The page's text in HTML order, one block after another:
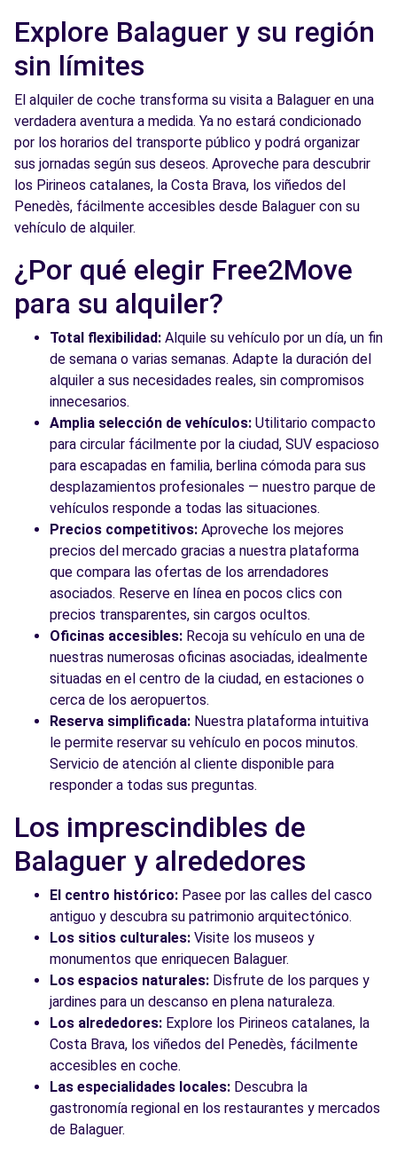
Explore Balaguer y su región
sin límites
El alquiler de coche transforma su visita a Balaguer en una
verdadera aventura a medida. Ya no estará condicionado
por los horarios del transporte público y podrá organizar
sus jornadas según sus deseos. Aproveche para descubrir
los Pirineos catalanes, la Costa Brava, los viñedos del
Penedès, fácilmente accesibles desde Balaguer con su
vehículo de alquiler.
¿Por qué elegir Free2Move
para su alquiler?
Total flexibilidad: Alquile su vehículo por un día, un fin
de semana o varias semanas. Adapte la duración del
alquiler a sus necesidades reales, sin compromisos
innecesarios.
Amplia selección de vehículos: Utilitario compacto
para circular fácilmente por la ciudad, SUV espacioso
para escapadas en familia, berlina cómoda para sus
desplazamientos profesionales — nuestro parque de
vehículos responde a todas las situaciones.
Precios competitivos: Aproveche los mejores
precios del mercado gracias a nuestra plataforma
que compara las ofertas de los arrendadores
asociados. Reserve en línea en pocos clics con
precios transparentes, sin cargos ocultos.
Oficinas accesibles: Recoja su vehículo en una de
nuestras numerosas oficinas asociadas, idealmente
situadas en el centro de la ciudad, en estaciones o
cerca de los aeropuertos.
Reserva simplificada: Nuestra plataforma intuitiva
le permite reservar su vehículo en pocos minutos.
Servicio de atención al cliente disponible para
responder a todas sus preguntas.
Los imprescindibles de
Balaguer y alrededores
El centro histórico: Pasee por las calles del casco
antiguo y descubra su patrimonio arquitectónico.
Los sitios culturales: Visite los museos y
monumentos que enriquecen Balaguer.
Los espacios naturales: Disfrute de los parques y
jardines para un descanso en plena naturaleza.
Los alrededores: Explore los Pirineos catalanes, la
Costa Brava, los viñedos del Penedès, fácilmente
accesibles en coche.
Las especialidades locales: Descubra la
gastronomía regional en los restaurantes y mercados
de Balaguer.